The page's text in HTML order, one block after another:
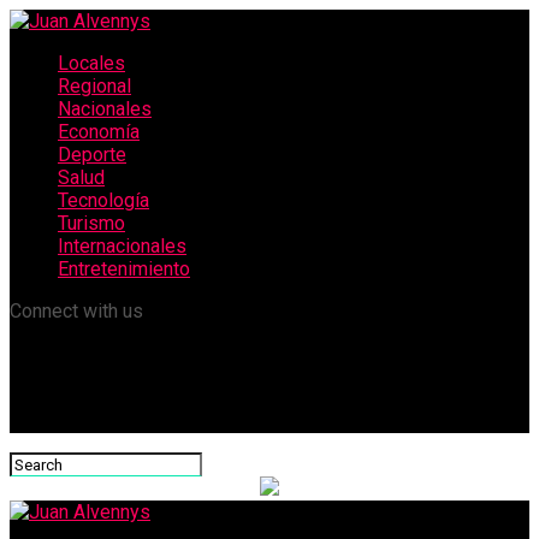
Locales
Regional
Nacionales
Economía
Deporte
Salud
Tecnología
Turismo
Internacionales
Entretenimiento
Connect with us